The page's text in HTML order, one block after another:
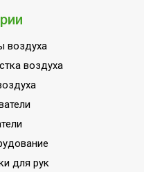
12
Да
воздуха
воздуха
для рук